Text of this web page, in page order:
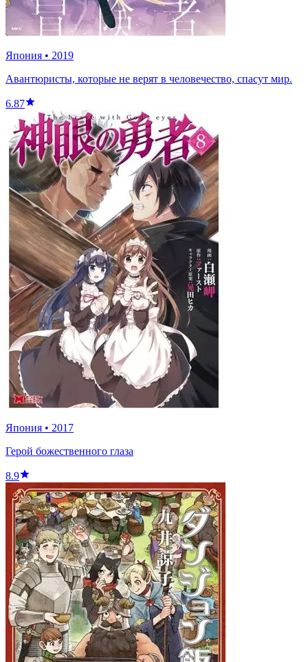
Япония • 2019
Авантюристы, которые не верят в человечество, спасут мир.
6.87
Япония • 2017
Герой божественного глаза
8.9